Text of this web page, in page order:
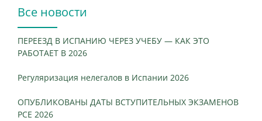
Все новости
ПЕРЕЕЗД В ИСПАНИЮ ЧЕРЕЗ УЧЕБУ — КАК ЭТО
РАБОТАЕТ В 2026
Регуляризация нелегалов в Испании 2026
ОПУБЛИКОВАНЫ ДАТЫ ВСТУПИТЕЛЬНЫХ ЭКЗАМЕНОВ
PCE 2026